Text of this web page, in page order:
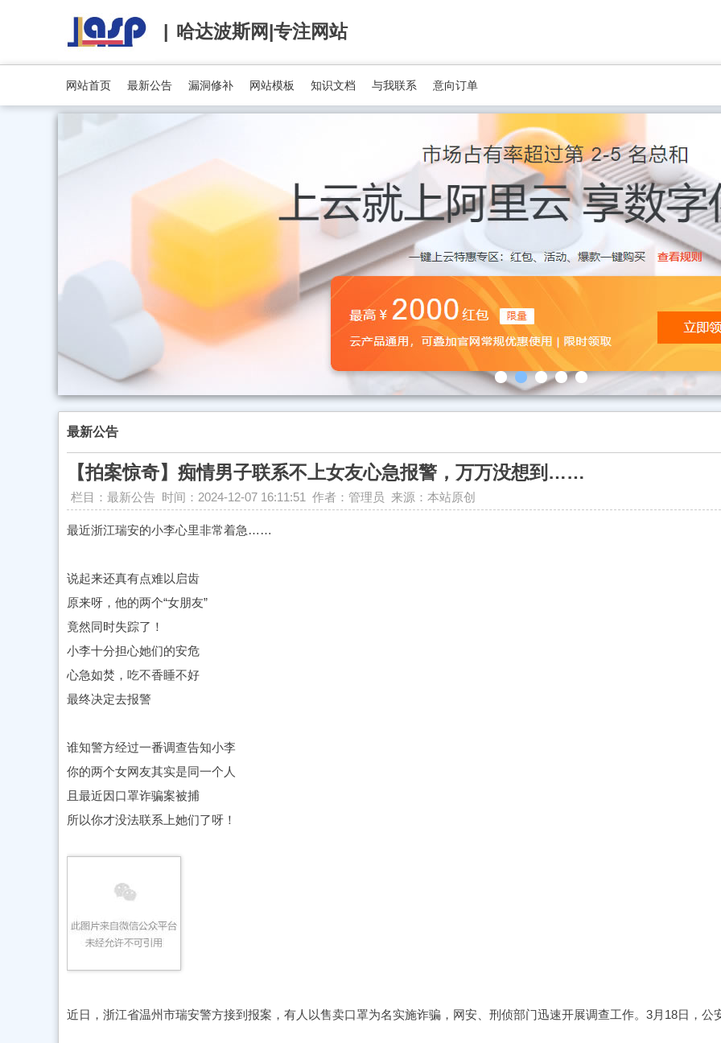
哈达波斯网|专注网站
网站首页 最新公告 漏洞修补 网站模板 知识文档 与我联系 意向订单
最新公告
【拍案惊奇】痴情男子联系不上女友心急报警，万万没想到……
栏目：最新公告 时间：2024-12-07 16:11:51 作者：管理员 来源：本站原创
最近浙江瑞安的小李心里非常着急……
说起来还真有点难以启齿
原来呀，他的两个“女朋友”
竟然同时失踪了！
小李十分担心她们的安危
心急如焚，吃不香睡不好
最终决定去报警
谁知警方经过一番调查告知小李
你的两个女网友其实是同一个人
且最近因口罩诈骗案被捕
所以你才没法联系上她们了呀！
近日，浙江省温州市瑞安警方接到报案，有人以售卖口罩为名实施诈骗，网安、刑侦部门迅速开展调查工作。3月18日，